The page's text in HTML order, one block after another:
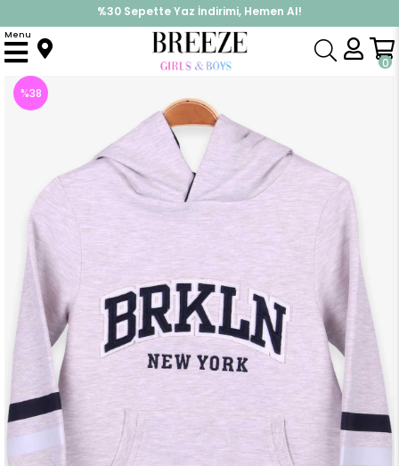
%30 Sepette Yaz İndirimi, Hemen Al!
İndirimlere ek %10 İndirimi Kap, Hemen Üye Ol!
0
Menu
Anasayfa Üst Giyim Sweatshirt
%38